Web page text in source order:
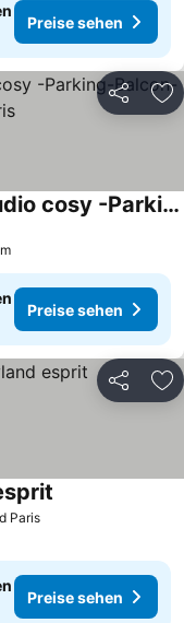
Preise sehen
Teilen
La perle de Bussy- Grand studio cosy -Parking-Balcon- Disneyland - Paris
Preise sehen
Teilen
Paris
Preise sehen